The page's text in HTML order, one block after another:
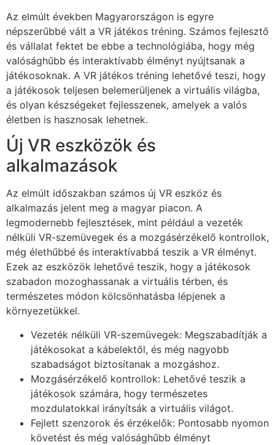
Az elmúlt években Magyarországon is egyre
népszerűbbé vált a VR játékos tréning. Számos fejlesztő
és vállalat fektet be ebbe a technológiába, hogy még
valósághűbb és interaktívabb élményt nyújtsanak a
játékosoknak. A VR játékos tréning lehetővé teszi, hogy
a játékosok teljesen belemerüljenek a virtuális világba,
és olyan készségeket fejlesszenek, amelyek a valós
életben is hasznosak lehetnek.
Új VR eszközök és
alkalmazások
Az elmúlt időszakban számos új VR eszköz és
alkalmazás jelent meg a magyar piacon. A
legmodernebb fejlesztések, mint például a vezeték
nélküli VR-szemüvegek és a mozgásérzékelő kontrollok,
még élethűbbé és interaktívabbá teszik a VR élményt.
Ezek az eszközök lehetővé teszik, hogy a játékosok
szabadon mozoghassanak a virtuális térben, és
természetes módon kölcsönhatásba lépjenek a
környezetükkel.
Vezeték nélküli VR-szemüvegek: Megszabadítják a
játékosokat a kábelektől, és még nagyobb
szabadságot biztosítanak a mozgáshoz.
Mozgásérzékelő kontrollok: Lehetővé teszik a
játékosok számára, hogy természetes
mozdulatokkal irányítsák a virtuális világot.
Fejlett szenzorok és érzékelők: Pontosabb nyomon
követést és még valósághűbb élményt